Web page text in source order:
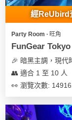
經ReUbird
Party Room ∙ 旺角
FunGear Tokyo
🎉 暗黑主調，現代
👥 適合 1 至 10 人
👀 瀏覽次數: